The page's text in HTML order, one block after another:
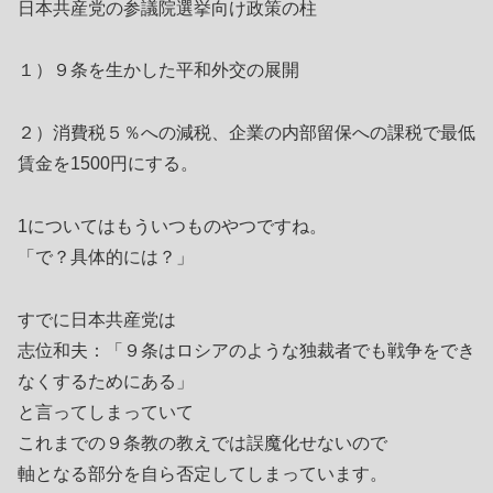
日本共産党の参議院選挙向け政策の柱
１）９条を生かした平和外交の展開
２）消費税５％への減税、企業の内部留保への課税で最低
賃金を1500円にする。
1についてはもういつものやつですね。
「で？具体的には？」
すでに日本共産党は
志位和夫：「９条はロシアのような独裁者でも戦争をでき
なくするためにある」
と言ってしまっていて
これまでの９条教の教えでは誤魔化せないので
軸となる部分を自ら否定してしまっています。